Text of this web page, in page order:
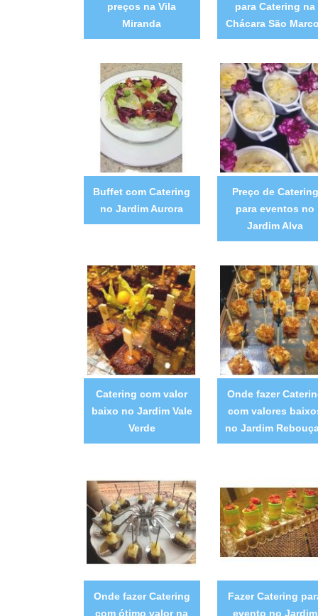
preços na Vila
Miranda
para Catering na
Chácara São
Buffet com Catering
no Jardim Aurora
Preço de Catering
para eventos no
Jardim Alva
Catering com valor
baixo no Jardim Vale
Verde
Onde fazer
com valores
no Jardim
Onde fazer Catering
com ótimo valor na
Fazer Catering
evento no Jardim